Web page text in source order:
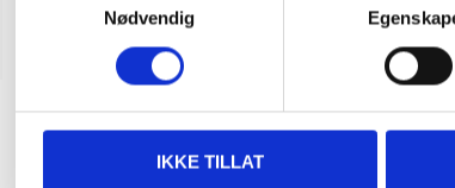
Nødvendig
IKKE TILLAT
9990 7990